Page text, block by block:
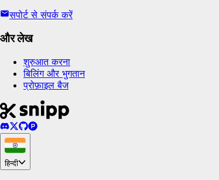
सपोर्ट से संपर्क करें
और लेख
शुरुआत करना
बिलिंग और भुगतान
प्रोफ़ाइल बैज
हिन्दी